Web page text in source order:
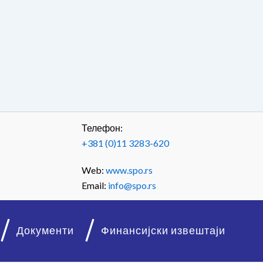
Документи Финансијски извештаји
Телефон:
+381 (0)11 3283-620
Web: www.spo.rs
Email: info@spo.rs